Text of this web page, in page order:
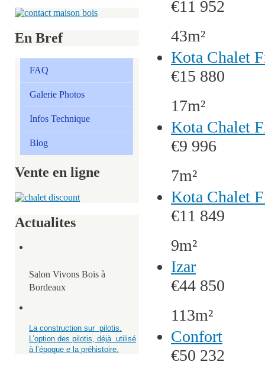
En Bref
FAQ
Galerie Photos
Infos Technique
Blog
Vente en ligne
Actualites
Salon Vivons Bois à
Bordeaux
La construction sur pilotis.
L’option des pilotis, déjà utilisé
à l’époque e la préhistoire.
€11 952
43m²
Kota Chalet
€15 880
17m²
Kota Chalet
€9 996
7m²
Kota Chalet
€11 849
9m²
Izar
€44 850
113m²
Confort
€50 232